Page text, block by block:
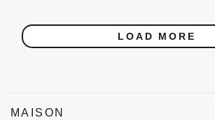
LOAD MORE
MAISON